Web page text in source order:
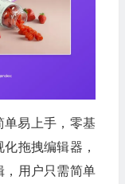
单易上手，零基
拖拽编辑器，
，用户只需简单